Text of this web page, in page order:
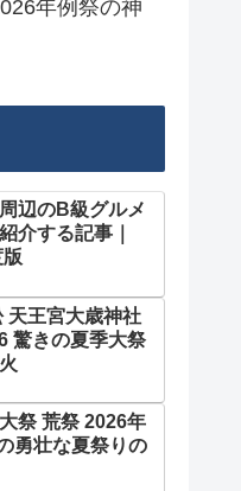
年例祭の神
辺のB級グルメ
介する記事｜
天王宮大歳神社
驚きの夏季大祭
祭 荒祭 2026年
勇壮な夏祭りの